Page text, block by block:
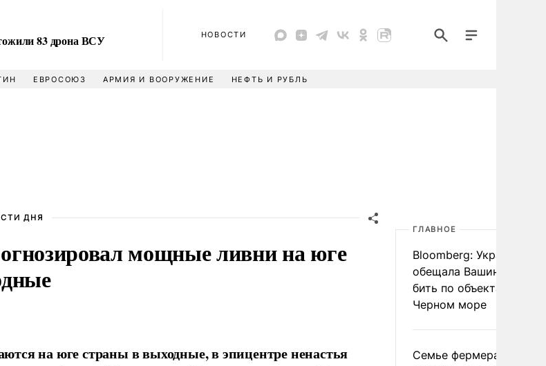
83 дрона ВСУ НОВОСТИ
ЕВРОСОЮЗ АРМИЯ И ВООРУЖЕНИЕ НЕФТЬ И РУБЛЬ
ДНЯ
мощные ливни на юге
на юге страны в выходные, в эпицентре ненастья
ГЛАВНОЕ
Bloomberg: Украина
обещала Вашингтону не
бить по объектам КТК в
Черном море
Семье фермера